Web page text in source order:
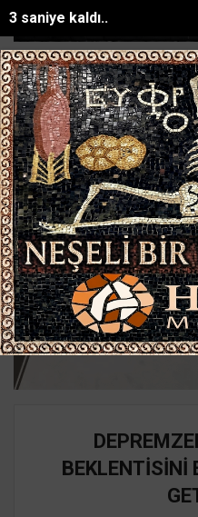
2 saniye kaldı..
SON DAKİKA:
Eyüp Can davası
Ana Sayfa SİYASET
BEKLENTİSİNİ